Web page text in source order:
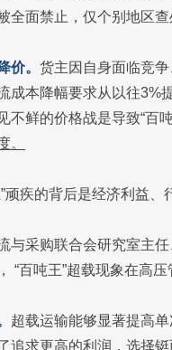
全面禁止，仅个别地区
价。 货主因自身面临竞
成本降幅要求从以往3%
不鲜的价格战是导致“百
。
顽疾的背后是经济利益
与采购联合会研究室主
“百吨王”超载现象在高
超载运输能够显著提高
追求更高的利润，选择